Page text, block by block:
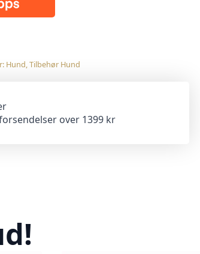
Hund,Tilbehør Hund
over 1399 kr